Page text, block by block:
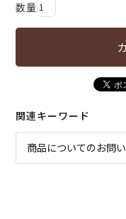
関連キーワード
商品についてのお問